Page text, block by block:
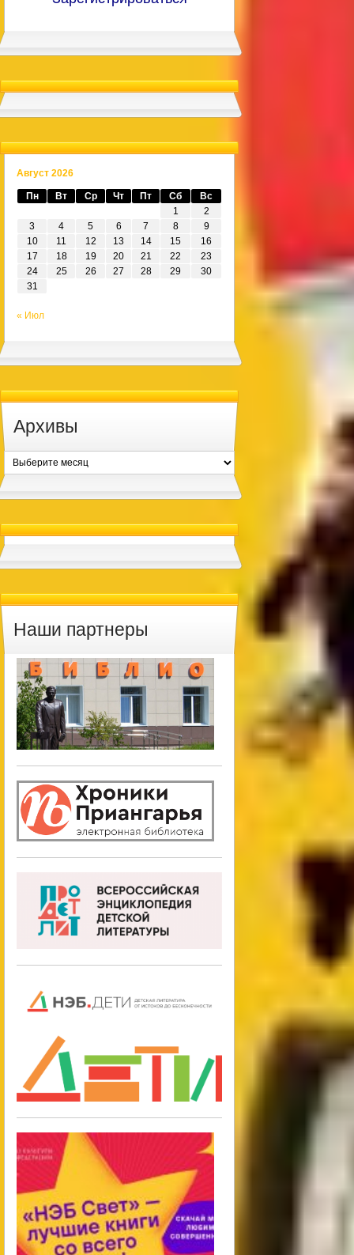
Август 2026
Пн Вт Ср Чт Пт Сб
Вс
1
2
3
4 5 6 7 8
9
10
11 12 13 14 15
16
17
18 19 20 21 22
23
24
25 26 27 28 29
30
31
« Июл
Архивы
Архивы
Наши партнеры